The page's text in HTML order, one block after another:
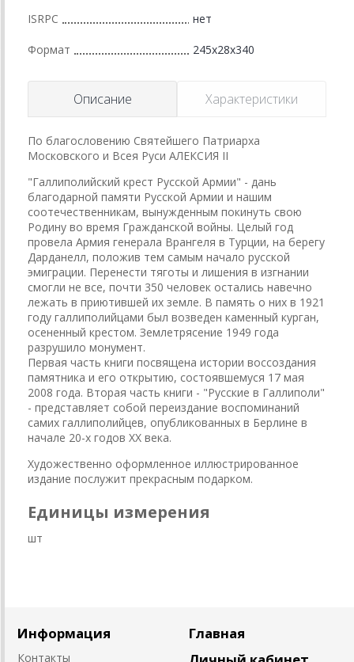
ISRPC нет
Формат 245x28x340
Описание Характеристики
По благословению Святейшего Патриарха
Московского и Всея Руси АЛЕКСИЯ II
"Галлиполийский крест Русской Армии" - дань
благодарной памяти Русской Армии и нашим
соотечественникам, вынужденным покинуть свою
Родину во время Гражданской войны. Целый год
провела Армия генерала Врангеля в Турции, на берегу
Дарданелл, положив тем самым начало русской
эмиграции. Перенести тяготы и лишения в изгнании
смогли не все, почти 350 человек остались навечно
лежать в приютившей их земле. В память о них в 1921
году галлиполийцами был возведен каменный курган,
осененный крестом. Землетрясение 1949 года
разрушило монумент.
Первая часть книги посвящена истории воссоздания
памятника и его открытию, состоявшемуся 17 мая
2008 года. Вторая часть книги - "Русские в Галлиполи"
- представляет собой переиздание воспоминаний
самих галлиполийцев, опубликованных в Берлине в
начале 20-х годов XX века.
Художественно оформленное иллюстрированное
издание послужит прекрасным подарком.
Единицы измерения
шт
Информация
Контакты
Главная